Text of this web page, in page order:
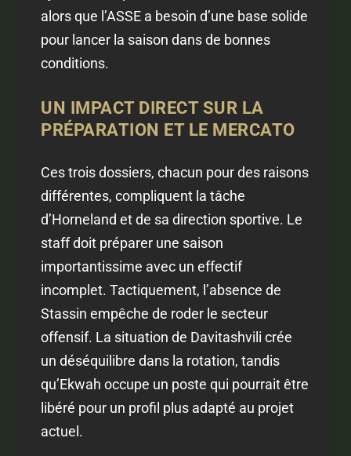
alors que l’ASSE a besoin d’une base solide
pour lancer la saison dans de bonnes
conditions.
UN IMPACT DIRECT SUR LA
PRÉPARATION ET LE MERCATO
Ces trois dossiers, chacun pour des raisons
différentes, compliquent la tâche
d’Horneland et de sa direction sportive. Le
staff doit préparer une saison
importantissime avec un effectif
incomplet. Tactiquement, l’absence de
Stassin empêche de roder le secteur
offensif. La situation de Davitashvili crée
un déséquilibre dans la rotation, tandis
qu’Ekwah occupe un poste qui pourrait être
libéré pour un profil plus adapté au projet
actuel.